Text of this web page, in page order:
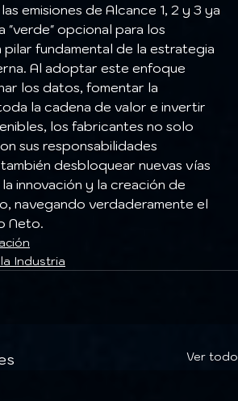
emisiones de Alcance 1, 2 y 3 ya
"verde" opcional para los
pilar fundamental de la estrategia
Al adoptar este enfoque
los datos, fomentar la
la cadena de valor e invertir
los fabricantes no solo
sus responsabilidades
desbloquear nuevas vías
innovación y la creación de
navegando verdaderamente el
Neto.
Industria
Ver todo